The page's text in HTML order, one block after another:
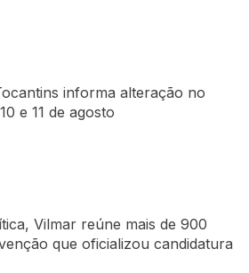
informa alteração no
e 11 de agosto
Vilmar reúne mais de 900
que oficializou candidatura